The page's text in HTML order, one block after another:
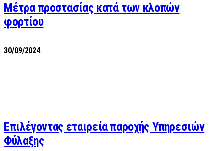
Μέτρα προστασίας κατά των κλοπών
φορτίου
30/09/2024
Επιλέγοντας εταιρεία παροχής Υπηρεσιών
Φύλαξης